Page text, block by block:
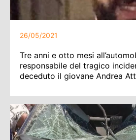
26/05/2021
Tre anni e otto mesi
responsabile del tragico
deceduto il giovane Andrea